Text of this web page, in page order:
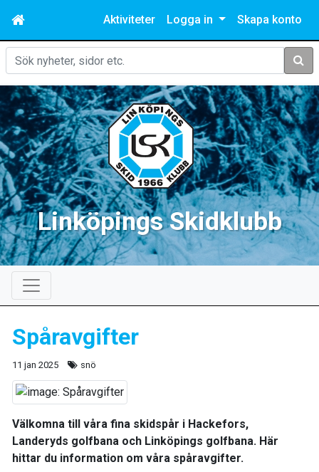
Aktiviteter Logga in Skapa konto
Sök
Linköpings Skidklubb
Spåravgifter
11 jan 2025 snö
Välkomna till våra fina skidspår i Hackefors,
Landeryds golfbana och Linköpings golfbana. Här
hittar du information om våra spåravgifter.